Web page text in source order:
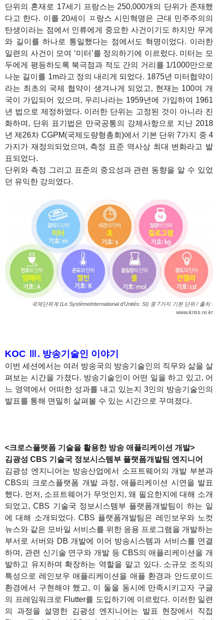
단위의 혼재로 17세기 프랑스는 250,000개의 단위가 존재했
다고 한다. 이를 20세이 ㅍ랑스 시민혁명은 근대 민주주의의
탄생이라는 점에서 인류에게 중요한 사건이기도 하지만 무게
와 길이를 하나로 통일했다는 점에서도 혁명이었다. 이러한
일련의 사건이 모여 ‘미터’를 정의하기에 이르렀다. 미터는 모
두에게 평등하도록 북극점과 적도 간의 거리를 1/1000만으로
나눈 길이를 1m라고 정의 내리게 되었다. 1875년 미터협약이
라는 최초의 국제 협약이 생겨나게 되었고, 현재는 100여 개
국이 가입되어 있으며, 우리나라는 1959년에 가입하여 1961
년 법으로 제정하였다. 이러한 단위는 고정된 것이 아니라 진
화하며, 단위 표기법은 만국공통의 강제사항으로 지난 2018
년 제26차 CGPM(국제도량형총회)에서 기본 단위 7가지 중 4
가지가 재정의되었으며, 측정 표준 역사상 최대 변화라고 발
표되었다.
단위와 측정 그리고 표준의 중요성과 관련 동향을 알 수 있었
던 유익한 강의였다.
국제단위계 (Le SystèmeInternational d’Unités: SI) 중 7가지 기본 단위 / 출처 :
www.kriss.re.kr
KOC Ⅲ. 방송기술인 이야기
이번 세션에서는 여러 방송국의 방송기술인의 직무와 삶을 살
펴보는 시간을 가졌다. 방송기술인이 어떤 일을 하고 있고, 어
느 영역에서 어떠한 성과를 내고 있는지 3인의 방송기술인의
발표를 통해 면밀히 살펴볼 수 있는 시간으로 꾸며졌다.
<크로스플랫폼 기술을 활용한 방송 애플리케이션 개발>
김광성 CBS 기술국 정보시스템부 플랫폼개발팀 엔지니어
김광성 엔지니어는 방송산업에서 소프트웨어의 개발 부분과
CBS의 크로스플랫폼 개발 과정, 애플리케이션 시연을 발표
했다. 먼저, 소프트웨어가 무엇인지, 왜 필요한지에 대해 소개
되었고, CBS 기술국 정보시스템부 플랫폼개발팀이 하는 일
에 대해 소개되었다. CBS 플랫폼개발팀은 레인보우와 노컷
뉴스와 같은 모바일 서비스를 위한 응용 프로그램을 개발하는
부서로 서버와 DB 개발에 이어 방송시스템과 서비스를 연결
하며, 관련 신기술 연구와 개발 등 CBS의 애플리케이션을 개
발하고 유지하며 확장하는 역할을 맡고 있다. 소규모 조직의
특성으로 레인보우 애플리케이션을 애플 환경과 안드로이드
환경에서 구현해야 했고, 이 둘을 동시에 만족시키고자 구글
의 프레임워크로 Flutter를 도입하기에 이르렀다. 이러한 일련
의 과정을 설명한 김광성 엔지니어는 발표 현장에서 직접